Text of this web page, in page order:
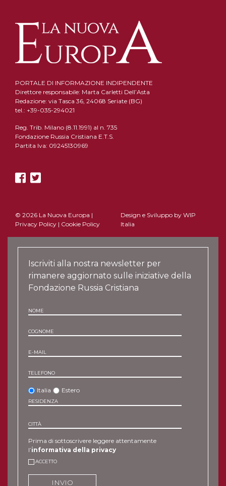
PORTALE DI INFORMAZIONE INDIPENDENTE
Direttore responsabile: Marta Carletti Dell’Asta
Redazione: via Tasca 36, 24068 Seriate (BG)
tel.: +39-035-294021
Reg. Trib. Milano (8.11.1991) al n. 735
Fondazione Russia Cristiana E.T.S.
Partita Iva: 09245130969
© 2026 La Nuova Europa |
Privacy Policy | Cookie Policy
Design e Sviluppo by WIP
Italia
Iscriviti alla nostra newsletter per
rimanere aggiornato sulle iniziative della
Fondazione Russia Cristiana
NOME
COGNOME
E-MAIL
TELEFONO
Italia Estero
RESIDENZA
CITTÀ
Prima di sottoscrivere leggere attentamente
l’informativa della privacy
ACCETTO
INVIO